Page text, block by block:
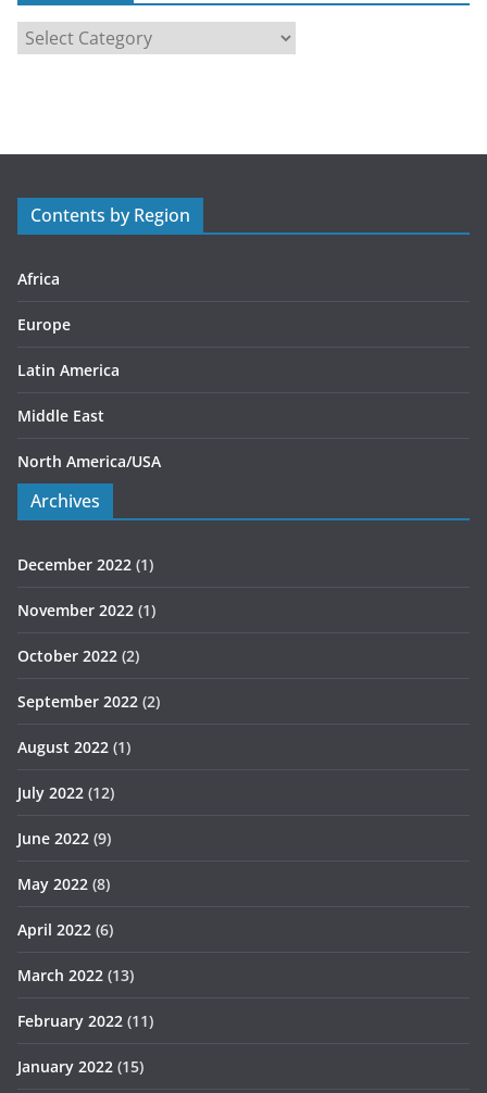
a
r
s
Contents by Region
Africa
Europe
Latin America
Middle East
North America/USA
Archives
December 2022 (1)
November 2022 (1)
October 2022 (2)
September 2022 (2)
August 2022 (1)
July 2022 (12)
June 2022 (9)
May 2022 (8)
April 2022 (6)
March 2022 (13)
February 2022 (11)
January 2022 (15)